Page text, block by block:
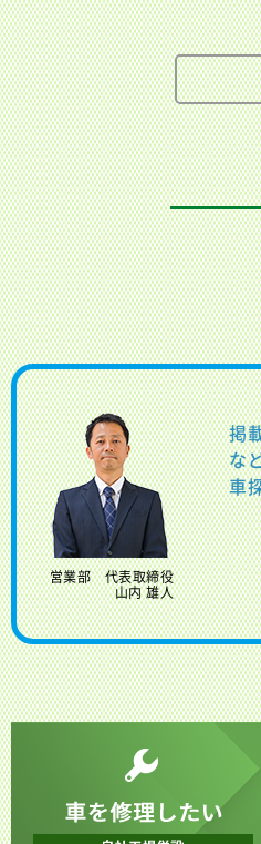
営業部 代表取締役
山内 雄人
掲
な
車